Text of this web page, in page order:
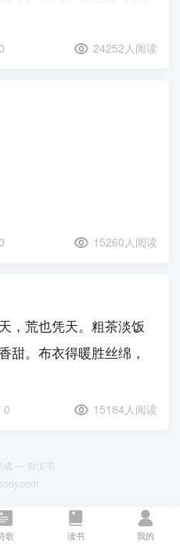
歌 读书 我的
24252人阅读
15260人阅读
，荒也凭天。粗茶淡饭
甜。布衣得暖胜丝绵，
0 15184人阅读
成 — 后汉书